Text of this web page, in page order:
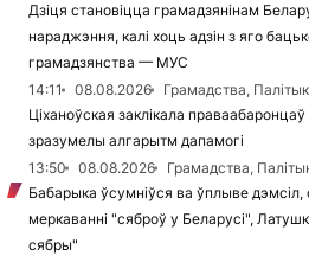
Дзіця становіцца грамадзянінам
нараджэння, калі хоць адзін з яго
грамадзянства — МУС
14:11
08.08.2026
Грамадства,
Ціханоўская заклікала
зразумелы алгарытм дапамогі
13:50
08.08.2026
Грамадства,
Бабарыка ўсумніўся ва ўплыве
меркаванні "сяброў у Беларусі",
сябры"